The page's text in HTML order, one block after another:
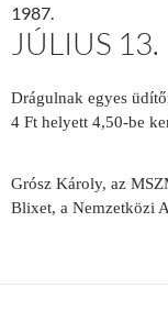
1987.
JÚLIUS 13.
Drágulnak egyes
4 Ft helyett 4,50-be
Grósz Károly, az
Blixet, a Nemzetközi